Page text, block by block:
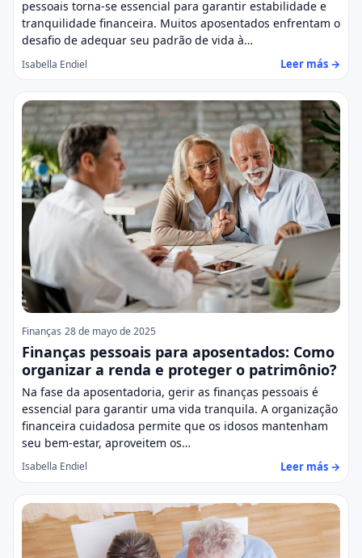
pessoais torna-se essencial para garantir estabilidade e
tranquilidade financeira. Muitos aposentados enfrentam o
desafio de adequar seu padrão de vida à…
Isabella Endiel Leer más →
Finanças 28 de mayo de 2025
Finanças pessoais para aposentados: Como
organizar a renda e proteger o patrimônio?
Na fase da aposentadoria, gerir as finanças pessoais é
essencial para garantir uma vida tranquila. A organização
financeira cuidadosa permite que os idosos mantenham
seu bem-estar, aproveitem os…
Isabella Endiel Leer más →